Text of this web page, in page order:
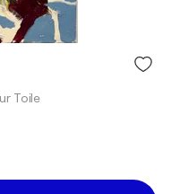
Toile